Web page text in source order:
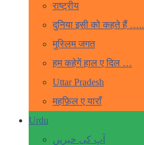
राष्ट्रीय
दुनिया इसी को कहते हैं …..
मुस्लिम जगत
हम कहेगें हाल ए दिल …
Uttar Pradesh
महफ़िल ए याराँ
Urdu
آپ کی خبریں